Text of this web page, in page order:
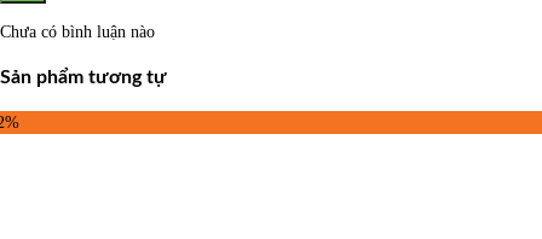
Chưa có bình luận nào
Sản phẩm tương tự